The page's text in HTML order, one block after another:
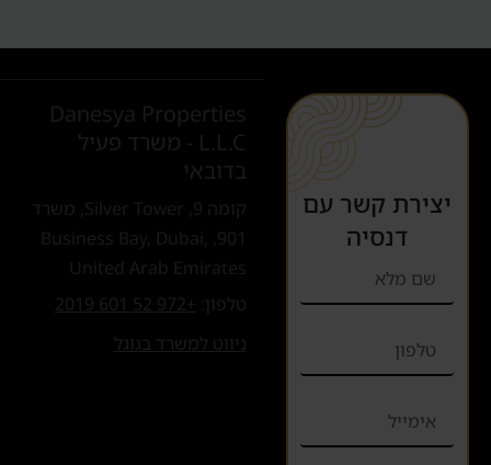
יצירת קשר עם
דנסיה
Danesya Properties
L.L.C - משרד פעיל
בדובאי
קומה 9, Silver Tower, משרד
901, Business Bay, Dubai,
United Arab Emirates
טלפון:
+972 52 601 2019
ניווט למשרד בגוגל